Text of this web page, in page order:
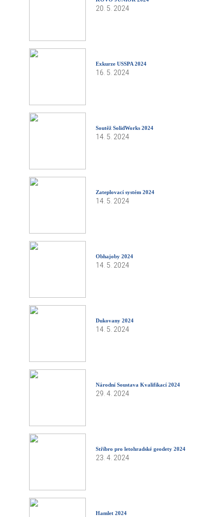
20. 5. 2024
Exkurze USSPA 2024
16. 5. 2024
Soutěž SolidWorks 2024
14. 5. 2024
Zateplovací systém 2024
14. 5. 2024
Obhajoby 2024
14. 5. 2024
Dukovany 2024
14. 5. 2024
Národní Soustava Kvalifikací 2024
29. 4. 2024
Stříbro pro letohradské geodety 2024
23. 4. 2024
Hamlet 2024